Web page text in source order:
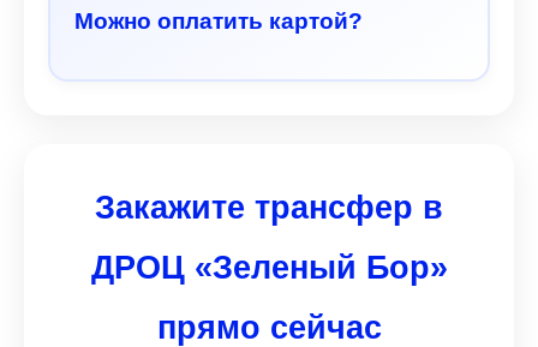
Можно оплатить картой?
Закажите трансфер в
ДРОЦ «Зеленый Бор»
прямо сейчас